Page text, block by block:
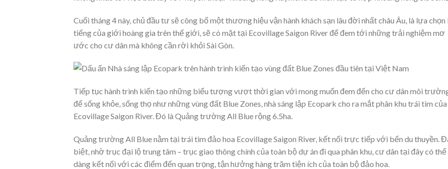
Cuối tháng 4 này, chủ đầu tư sẽ công bố một thương hiệu vận hành khách sạn lâu đời nhất châu Âu, là lựa chọn
tiếng của giới hoàng gia trên thế giới, sẽ có mặt tại Ecovillage Saigon River để đem tới những trải nghiệm mơ
ước cho cư dân mà không cần rời khỏi Sài Gòn.
Tiếp tục hành trình kiến tạo những biểu tượng vượt thời gian với mong muốn đem đến cho cư dân môi
để sống khỏe, sống thọ như những vùng đất Blue Zones, nhà sáng lập Ecopark cho ra mắt phân khu trái tim của
Ecovillage Saigon River. Đó là Quảng trường All Blue rộng 6.5ha.
Quảng trường All Blue nằm tại trái tim đảo hoa Ecovillage Saigon River, kết nối trực tiếp với bến du thuyền.
biệt, nhờ trục đại lộ trung tâm – trục giao thông chính của toàn bộ dự án đi qua phân khu, cư dân tại đây có thể
dàng kết nối với các điểm đến quan trọng, tận hưởng hàng trăm tiện ích của toàn bộ đảo hoa.